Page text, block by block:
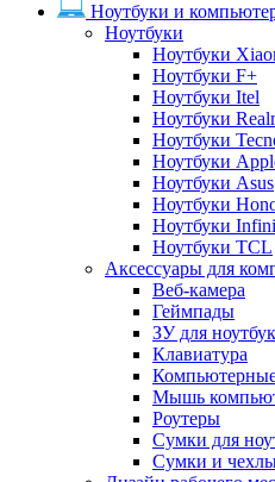
Ноутбуки и
Ноутбуки
Ноутбуки
Ноутбуки F+
Ноутбуки Itel
Ноутбуки
Ноутбуки
Ноутбуки
Ноутбуки Asus
Ноутбуки
Ноутбуки
Ноутбуки TCL
Аксессуары для
Веб-камера
Геймпады
ЗУ для
Клавиатура
Мышь
Роутеры
Сумки для
Сумки и